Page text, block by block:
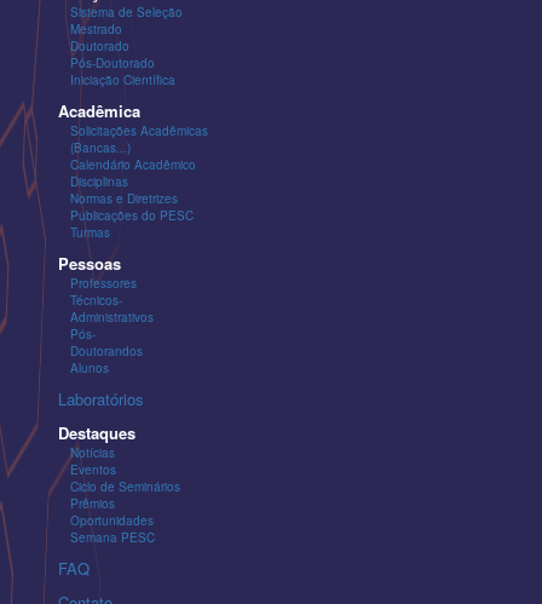
Sistema de Seleção
Mestrado
Doutorado
Pós-Doutorado
Iniciação Científica
Acadêmica
Solicitações Acadêmicas
(Bancas...)
Calendário Acadêmico
Disciplinas
Normas e Diretrizes
Publicações do PESC
Turmas
Pessoas
Professores
Técnicos-
Administrativos
Pós-
Doutorandos
Alunos
Laboratórios
Destaques
Notícias
Eventos
Ciclo de Seminários
Prêmios
Oportunidades
Semana PESC
FAQ